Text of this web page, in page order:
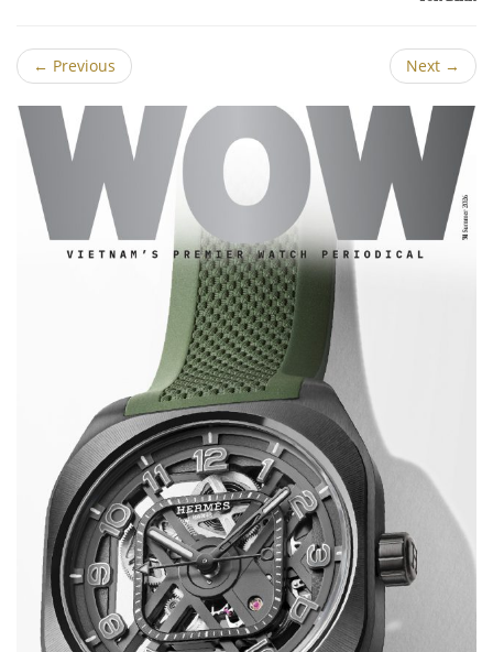
← Previous Next →